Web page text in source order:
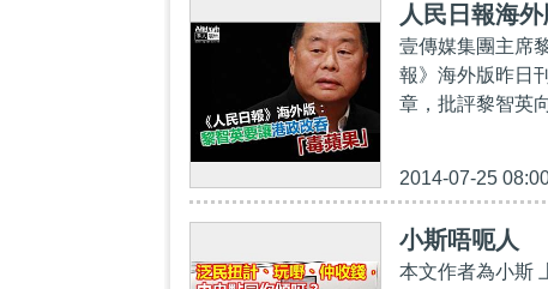
人民日報海
壹傳媒集團主席
報》海外版昨日
章，批評黎智英
2014-07-25
小斯唔呃人
本文作者為小斯